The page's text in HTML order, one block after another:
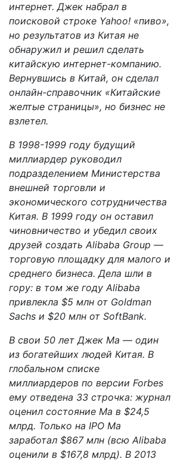
интернет. Джек набрал в
поисковой строке Yahoo! «пиво»,
но результатов из Китая не
обнаружил и решил сделать
китайскую интернет-компанию.
Вернувшись в Китай, он сделал
онлайн-справочник «Китайские
желтые страницы», но бизнес не
взлетел.
В 1998-1999 году будущий
миллиардер руководил
подразделением Министерства
внешней торговли и
экономического сотрудничества
Китая. В 1999 году он оставил
чиновничество и убедил своих
друзей создать Alibaba Group —
торговую площадку для малого и
среднего бизнеса. Дела шли в
гору: в том же году Alibaba
привлекла $5 млн от Goldman
Sachs и $20 млн от SoftBank.
В свои 50 лет Джек Ма — один
из богатейших людей Китая. В
глобальном списке
миллиардеров по версии Forbes
ему отведена 33 строчка: журнал
оценил состояние Ма в $24,5
млрд. Только на IPO Ма
заработал $867 млн (всю Alibaba
оценили в $167,8 млрд). В 2013